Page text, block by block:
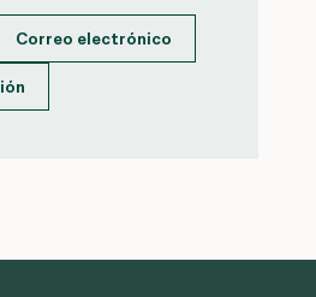
Correo electrónico